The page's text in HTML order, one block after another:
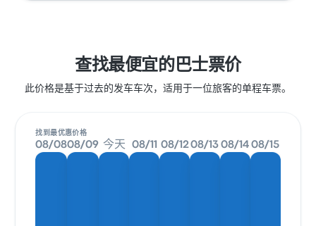
查找最便宜的巴士票价
此价格是基于过去的发车车次，适用于一位旅客的单程车票。
找到最优惠价格
08/0808/09 今天 08/11 08/12 08/13 08/14 08/15